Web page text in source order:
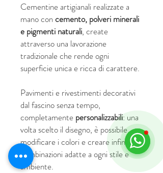
Cementine artigianali realizzate a
mano concemento, polveri minerali
e pigmenti naturali, create
attraverso una lavorazione
tradizionale che rende ogni
superficie unica e ricca di carattere.
Pavimenti e rivestimenti decorativi
dal fascino senza tempo,
completamente personalizzabili: una
volta scelto il disegno, è possibile
modificare i colori e creare infinite
combinazioni adatte a ogni stile e
ambiente.